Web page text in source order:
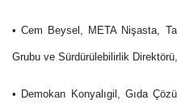
• Cem Beysel, META Nişasta,
Grubu ve Sürdürülebilirlik Direktörü,
• Demokan Konyalıgil, Gıda